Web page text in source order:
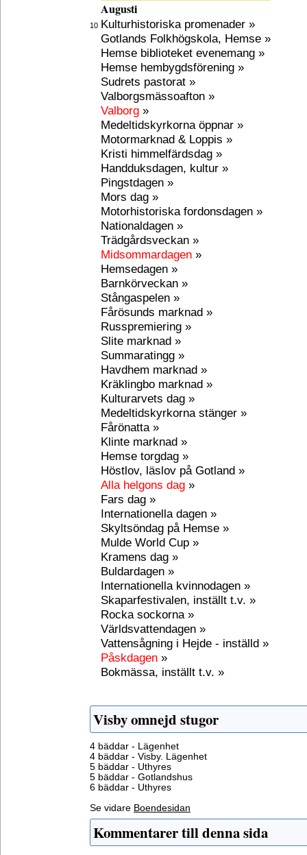
Augusti
10 Kulturhistoriska promenader »
Gotlands Folkhögskola, Hemse »
Hemse biblioteket evenemang »
Hemse hembygdsförening »
Sudrets pastorat »
Valborgsmässoafton »
Valborg »
Medeltidskyrkorna öppnar »
Motormarknad & Loppis »
Kristi himmelfärdsdag »
Handduksdagen, kultur »
Pingstdagen »
Mors dag »
Motorhistoriska fordonsdagen »
Nationaldagen »
Trädgårdsveckan »
Midsommardagen »
Hemsedagen »
Barnkörveckan »
Stångaspelen »
Fårösunds marknad »
Russpremiering »
Slite marknad »
Summaratingg »
Havdhem marknad »
Kräklingbo marknad »
Kulturarvets dag »
Medeltidskyrkorna stänger »
Fårönatta »
Klinte marknad »
Hemse torgdag »
Höstlov, läslov på Gotland »
Alla helgons dag »
Fars dag »
Internationella dagen »
Skyltsöndag på Hemse »
Mulde World Cup »
Kramens dag »
Buldardagen »
Internationella kvinnodagen »
Skaparfestivalen, inställt t.v. »
Rocka sockorna »
Världsvattendagen »
Vattensågning i Hejde - inställd »
Påskdagen »
Bokmässa, inställt t.v. »
Visby omnejd stugor
4 bäddar - Lägenhet
4 bäddar - Visby. Lägenhet
5 bäddar - Uthyres
5 bäddar - Gotlandshus
6 bäddar - Uthyres
Se vidare Boendesidan
Kommentarer till denna sida